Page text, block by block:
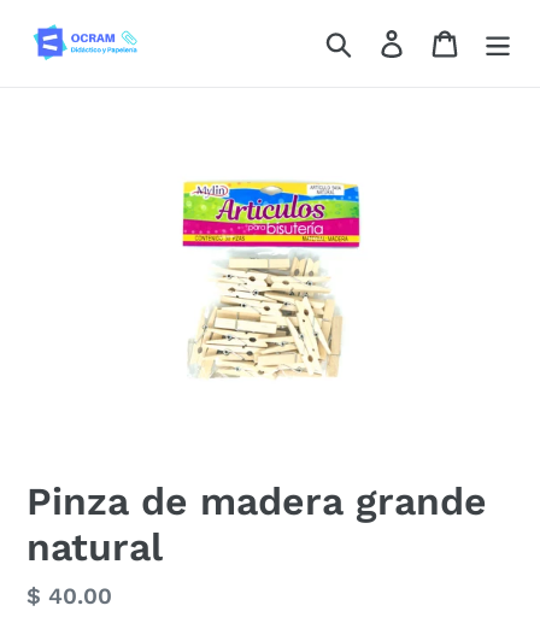
directamente
Buscar IngresarCarrito
Pinza de madera grande
natural
Precio
$ 40.00